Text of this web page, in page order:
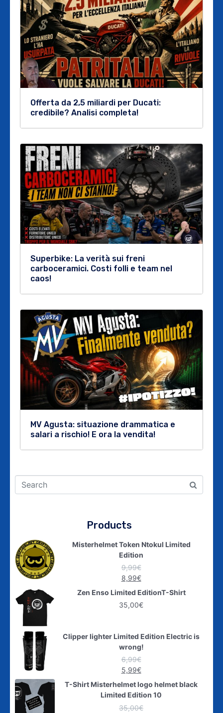
Offerta da 2,5 miliardi per Ducati:
credibile? Analisi completa!
Superbike: La verità sui freni
carboceramici. Costi folli e team nel
caos!
MV Agusta: situazione drammatica e
salari a rischio! E ora la vendita!
Products
Misterhelmet Token Ntokul Limited
Edition
9,99€
8,99€
Zen Enso Limited EditionT-Shirt
35,00€
Clipper lighter Limited Edition Electric is
wrong!
6,99€
5,99€
T-Shirt Misterhelmet logo helmet black
Limited Edition 10
35,00€